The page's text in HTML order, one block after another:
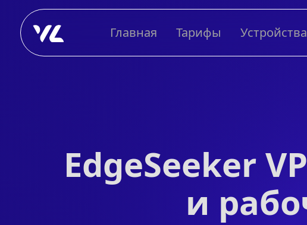
Главная Тарифы Устройства
EdgeSeeker
и